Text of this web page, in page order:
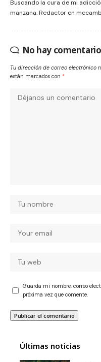
Buscando la cura de mi
manzana. Redactor en
No hay
Tu dirección de correo electrónico
están marcados con *
Guarda mi nombre, correo
próxima vez que comente.
Últimas noticias